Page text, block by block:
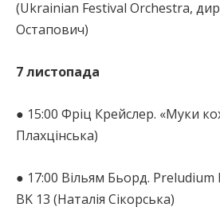
(Ukrainian Festival Orchestra,
Остапович)
7 листопада
● 15:00 Фріц Крейслер. «Муки
Плахцінська)
● 17:00 Вільям Бьорд. Preludium
BK 13 (Наталія Сікорська)